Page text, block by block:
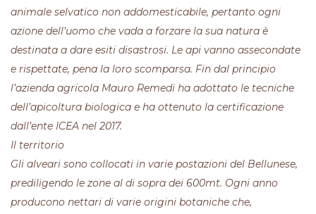
animale selvatico non addomesticabile, pertanto ogni
azione dell’uomo che vada a forzare la sua natura è
destinata a dare esiti disastrosi. Le api vanno assecondate
e rispettate, pena la loro scomparsa. Fin dal principio
l’azienda agricola Mauro Remedi ha adottato le tecniche
dell’apicoltura biologica e ha ottenuto la certificazione
dall’ente ICEA nel 2017.
Il territorio
Gli alveari sono collocati in varie postazioni del Bellunese,
prediligendo le zone al di sopra dei 600mt. Ogni anno
producono nettari di varie origini botaniche che,